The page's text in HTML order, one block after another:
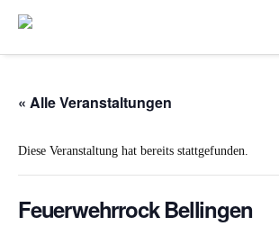
« Alle Veranstaltungen
Diese Veranstaltung hat bereits stattgefunden.
Feuerwehrrock Bellingen